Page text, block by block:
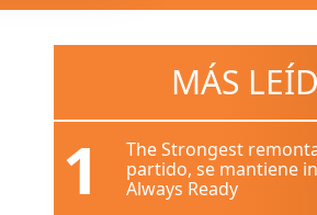
MÁS
1
The Strongest
partido, se mantiene
Always Ready